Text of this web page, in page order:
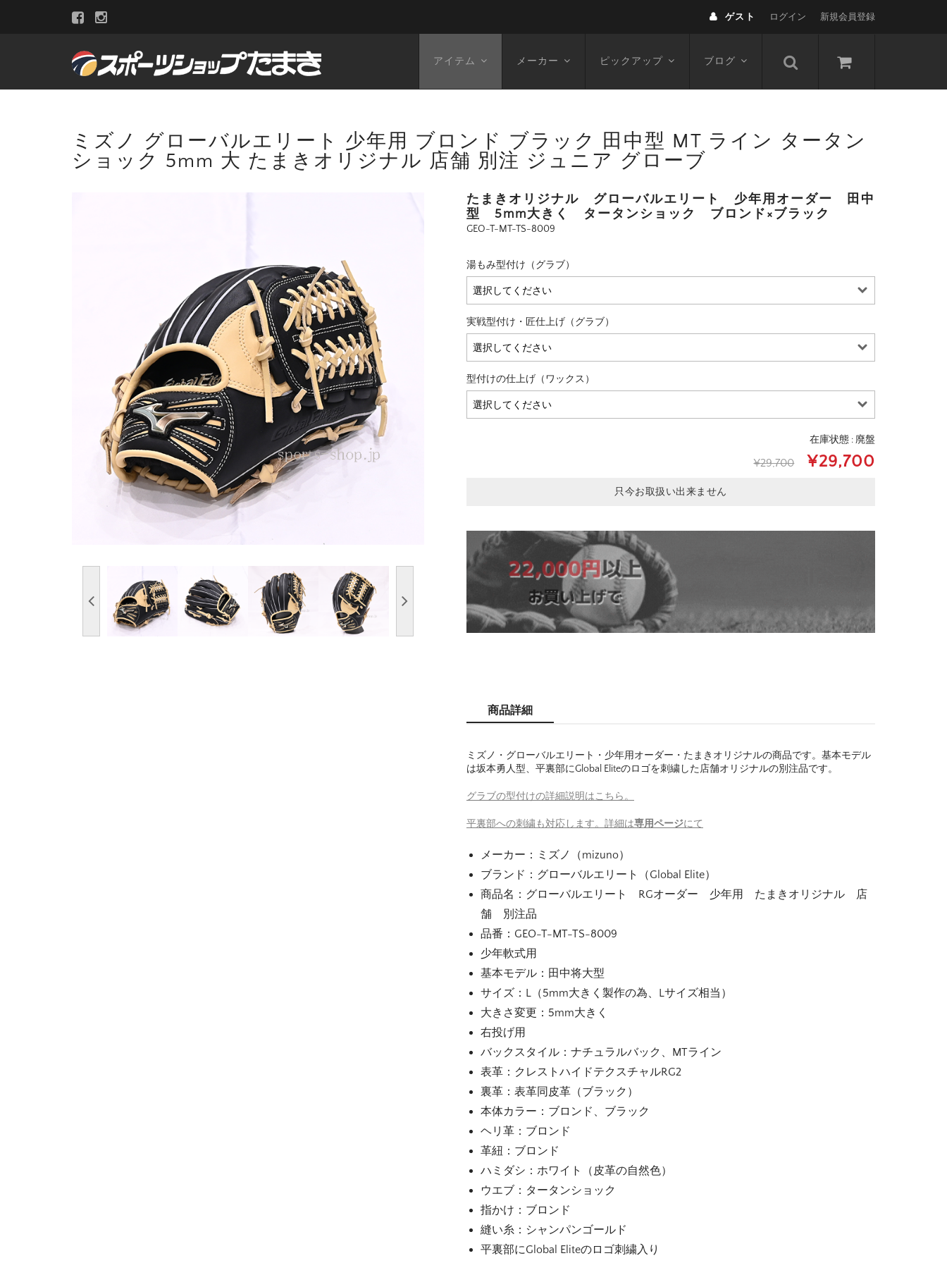
ゲスト ログイン 新規会員登録
アイテム メーカー ピックアップ ブログ
ミズノ グローバルエリート 少年用 ブロンド ブラック 田中型 MT ライン タータン
ショック 5mm 大 たまきオリジナル 店舗 別注 ジュニア グローブ
たまきオリジナル グローバルエリート 少年用オーダー 田中
型 5mm大きく タータンショック ブロンド×ブラック
GEO-T-MT-TS-8009
湯もみ型付け（グラブ）
実戦型付け・匠仕上げ（グラブ）
型付けの仕上げ（ワックス）
在庫状態 : 廃盤
¥29,700 ¥29,700
只今お取扱い出来ません
商品詳細
ミズノ・グローバルエリート・少年用オーダー・たまきオリジナルの商品です。基本モデル
は坂本勇人型、平裏部にGlobal Eliteのロゴを刺繍した店舗オリジナルの別注品です。
グラブの型付けの詳細説明はこちら。
平裏部への刺繍も対応します。詳細は専用ページにて
メーカー：ミズノ（mizuno）
ブランド：グローバルエリート（Global Elite）
商品名：グローバルエリート RGオーダー 少年用 たまきオリジナル 店
舗 別注品
品番：GEO-T-MT-TS-8009
少年軟式用
基本モデル：田中将大型
サイズ：L（5mm大きく製作の為、Lサイズ相当）
大きさ変更：5mm大きく
右投げ用
バックスタイル：ナチュラルバック、MTライン
表革：クレストハイドテクスチャルRG2
裏革：表革同皮革（ブラック）
本体カラー：ブロンド、ブラック
ヘリ革：ブロンド
革紐：ブロンド
ハミダシ：ホワイト（皮革の自然色）
ウエブ：タータンショック
指かけ：ブロンド
縫い糸：シャンパンゴールド
平裏部にGlobal Eliteのロゴ刺繍入り